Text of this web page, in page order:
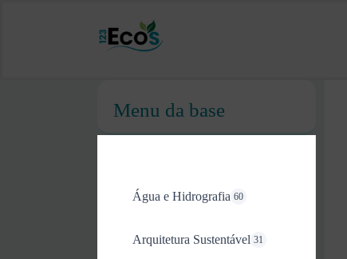
Menu da base
Água e Hidrografia 60
Arquitetura Sustentável 31